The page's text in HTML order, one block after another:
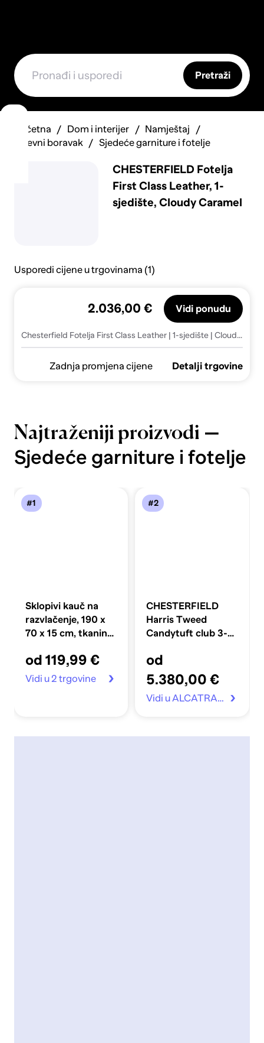
Pretraži
Početna Dom i interijer
Namještaj
Dnevni boravak
Sjedeće garniture i fotelje
CHESTERFIELD Fotelja
First Class Leather, 1-
sjedište, Cloudy Caramel
Usporedi cijene u trgovinama (1)
Chesterfield Fotelja First Class Leather | 1-sjedište | Cloudy Caramel
2.036,00 € Vidi ponudu
Zadnja promjena cijene Detalji trgovine
Najtraženiji proizvodi —
Sjedeće garniture i fotelje
#1
Sklopivi kauč na
razvlačenje, 190 x
70 x 15 cm, tkanina,
od 119,99 €
Vidi u 2 trgovine
#2
CHESTERFIELD
Harris Tweed
Candytuft club 3-
od
5.380,00 €
Vidi u ALCATRAZ.hr